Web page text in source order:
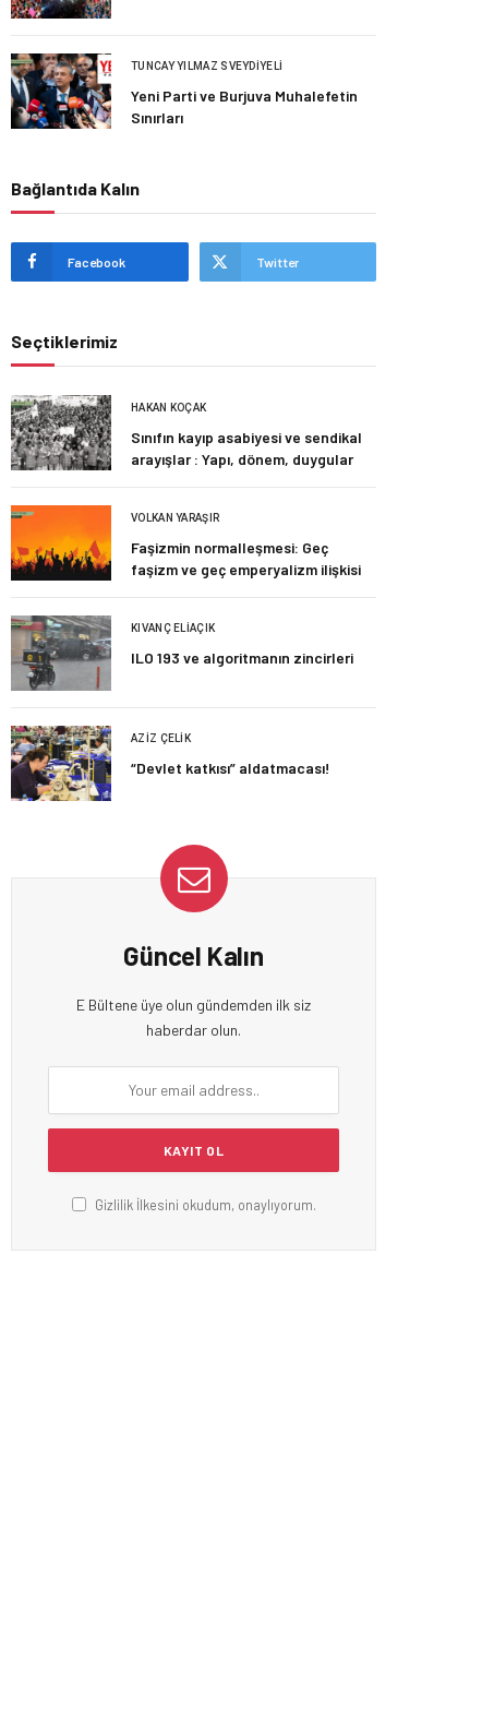
TUNCAY YILMAZ SVEYDIYELI
Yeni Parti ve Burjuva Muhalefetin
Sınırları
Bağlantıda Kalın
Facebook Twitter
Seçtiklerimiz
HAKAN KOÇAK
Sınıfın kayıp asabiyesi ve sendikal
arayışlar : Yapı, dönem, duygular
VOLKAN YARAŞIR
Faşizmin normalleşmesi: Geç
faşizm ve geç emperyalizm ilişkisi
KIVANÇ ELIAÇIK
ILO 193 ve algoritmanın zincirleri
AZIZ ÇELIK
“Devlet katkısı” aldatmacası!
Güncel Kalın
E Bültene üye olun gündemden ilk siz
haberdar olun.
Gizlilik İlkesini okudum, onaylıyorum.